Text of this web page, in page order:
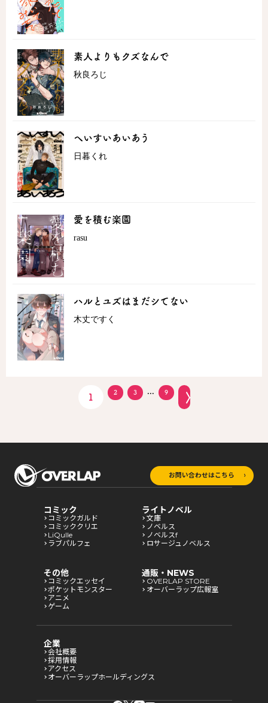
素人よりもクズなんで
秋良ろじ
へいすいあいあう
日暮くれ
愛を積む楽園
rasu
ハルとユズはまだシてない
木丈ですく
1 2 3 ... 9
お問い合わせはこちら
コミック
コミックガルド
コミッククリエ
LiQulle
ラブパルフェ
ライトノベル
文庫
ノベルス
ノベルスf
ロサージュノベルス
その他
コミックエッセイ
ポケットモンスター
アニメ
ゲーム
通販・NEWS
OVERLAP STORE
オーバーラップ広報室
企業
会社概要
採用情報
アクセス
オーバーラップホールディングス